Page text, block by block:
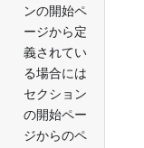
ンの開始ペ
ージから定
義されてい
る場合には
セクション
の開始ペー
ジからのペ